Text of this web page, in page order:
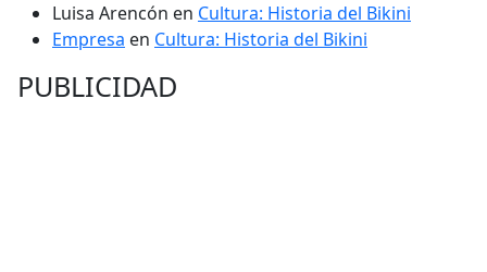
Luisa Arencón en Cultura: Historia del Bikini
Empresa en Cultura: Historia del Bikini
PUBLICIDAD